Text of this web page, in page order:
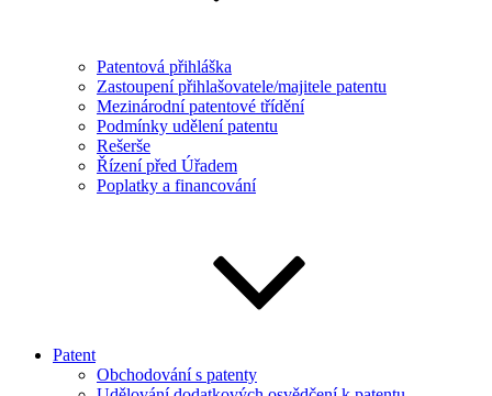
Patentová přihláška
Zastoupení přihlašovatele/majitele patentu
Mezinárodní patentové třídění
Podmínky udělení patentu
Rešerše
Řízení před Úřadem
Poplatky a financování
Patent
Obchodování s patenty